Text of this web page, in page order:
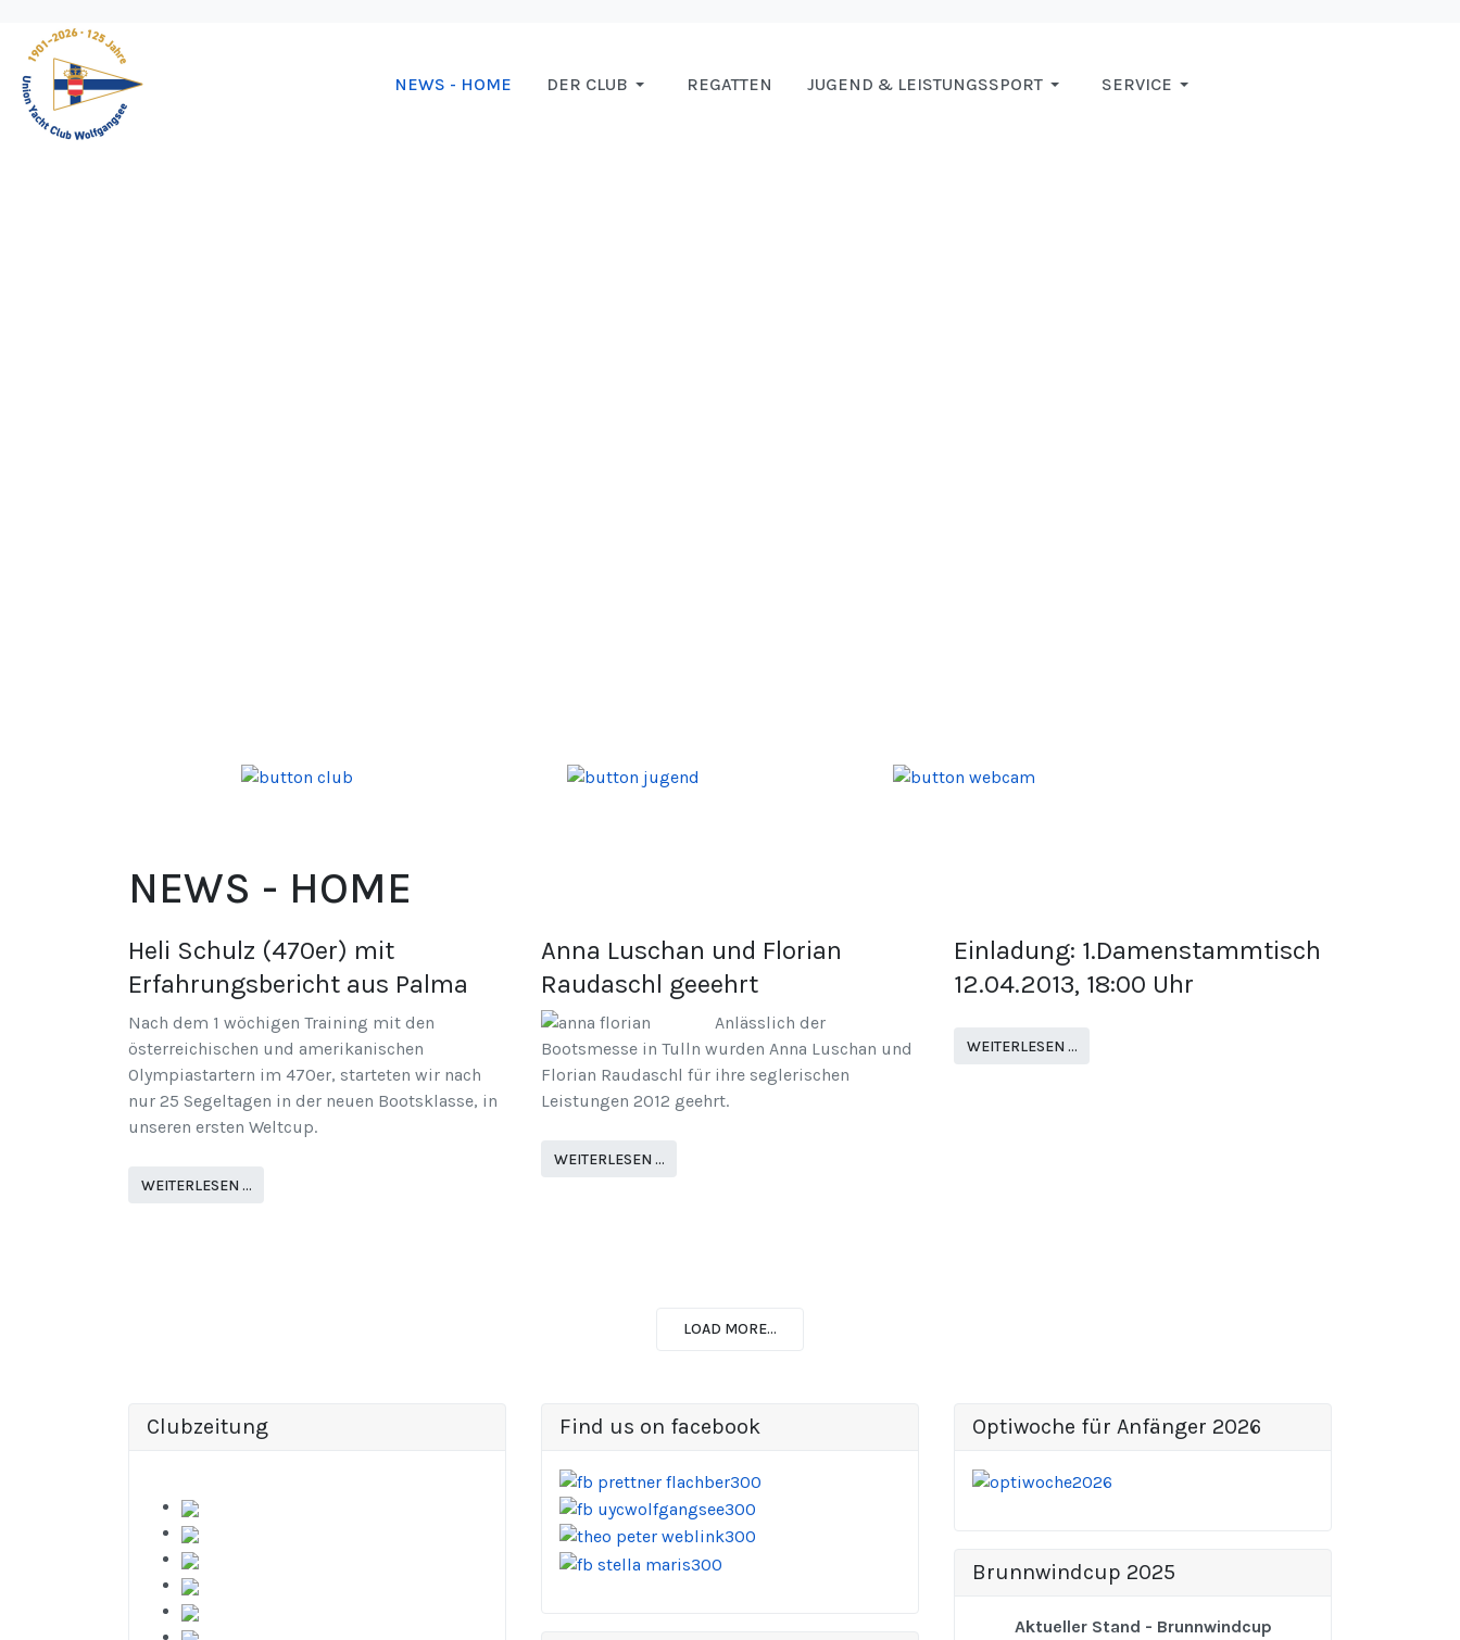
NEWS - HOME DER CLUB REGATTEN JUGEND & LEISTUNGSSPORT SERVICE
NEWS - HOME
Heli Schulz (470er) mit
Erfahrungsbericht aus Palma
Nach dem 1 wöchigen Training mit den
österreichischen und amerikanischen
Olympiastartern im 470er, starteten wir nach
nur 25 Segeltagen in der neuen Bootsklasse, in
unseren ersten Weltcup.
WEITERLESEN …
Anna Luschan und Florian
Raudaschl geeehrt
Anlässlich der
Bootsmesse in Tulln wurden Anna Luschan und
Florian Raudaschl für ihre seglerischen
Leistungen 2012 geehrt.
WEITERLESEN …
Einladung: 1.Damenstammtisch
12.04.2013, 18:00 Uhr
WEITERLESEN …
LOAD MORE...
Clubzeitung Find us on facebook Optiwoche für Anfänger 2026
Brunnwindcup 2025
Aktueller Stand - Brunnwindcup